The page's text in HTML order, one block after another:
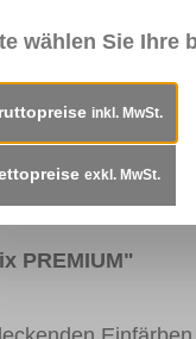
RAL 1028
Melonengelb
PREMIUM"
wählen Sie Ihre
inkl. MwSt.
exkl. MwSt.